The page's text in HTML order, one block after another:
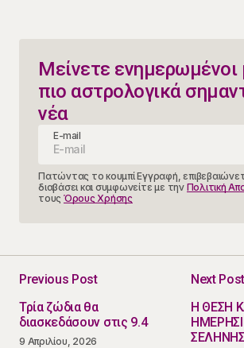
Μείνετε ενημερωμένοι
πιο αστρολογικά
νέα
E-mail
Πατώντας το κουμπί Εγγραφή,
διαβάσει και συμφωνείτε με την Πολιτική
τους Όρους Χρήσης
Previous Post
Τρία ζώδια θα
διασκεδάσουν στις 9.4
9 Απριλίου, 2026
Next Post
Η ΘΕΣΗ